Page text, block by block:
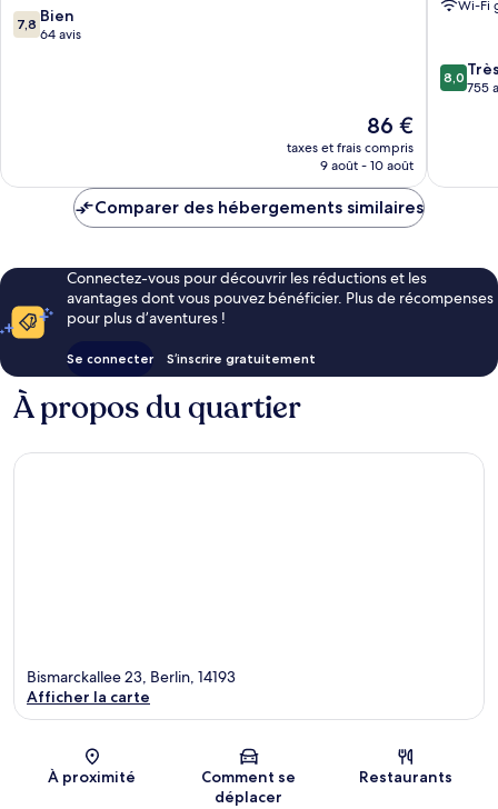
Berlin-
Ouest
7.8
sur
7,8 Bien
64 avis
Le
nouveau
prix
de
86 €
taxes et frais compris
9 août - 10 août
Wi-Fi
8.0
sur
8,0
755
Comparer des hébergements similaires
Connectez-vous pour découvrir les réductions et les
avantages dont vous pouvez bénéficier. Plus de récompenses
pour plus d’aventures !
Se connecter S’inscrire gratuitement
À propos du quartier
Carte
Bismarckallee 23, Berlin, 14193
Afficher la carte
À proximité
Comment se
déplacer
Restaurants